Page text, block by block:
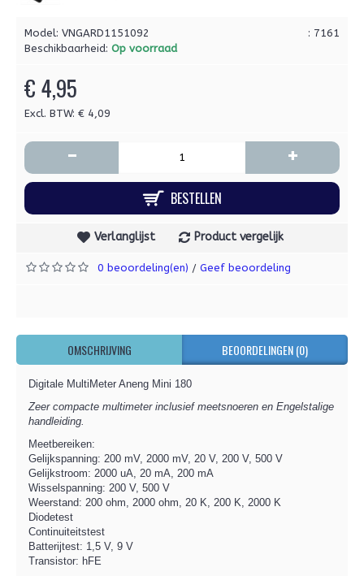
: 7161
Model: VNGARD1151092
Beschikbaarheid: Op voorraad
€ 4,95
Excl. BTW: € 4,09
- +
BESTELLEN
Verlanglijst Product vergelijk
0 beoordeling(en) / Geef beoordeling
OMSCHRIJVING BEOORDELINGEN (0)
Digitale MultiMeter Aneng Mini 180
Zeer compacte multimeter inclusief meetsnoeren en Engelstalige
handleiding.
Meetbereiken:
Gelijkspanning: 200 mV, 2000 mV, 20 V, 200 V, 500 V
Gelijkstroom: 2000 uA, 20 mA, 200 mA
Wisselspanning: 200 V, 500 V
Weerstand: 200 ohm, 2000 ohm, 20 K, 200 K, 2000 K
Diodetest
Continuiteitstest
Batterijtest: 1,5 V, 9 V
Transistor: hFE